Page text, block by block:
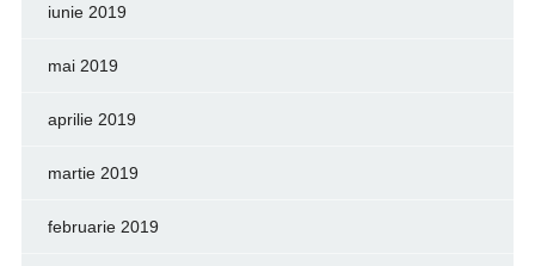
iunie 2019
mai 2019
aprilie 2019
martie 2019
februarie 2019